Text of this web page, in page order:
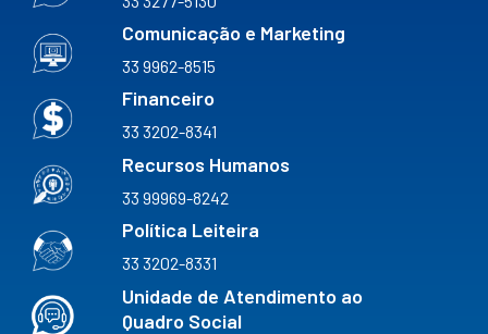
Comunicação e Marketing
33 9962-8515
Financeiro
33 3202-8341
Recursos Humanos
33 99969-8242
Política Leiteira
33 3202-8331
Unidade de Atendimento ao
Quadro Social